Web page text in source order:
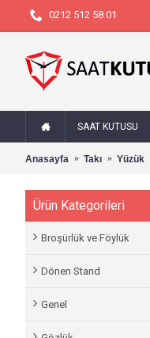
0212 512 58 01
SAAT KUTUSU
Anasayfa Takı Yüzük
Ürün Kategorileri
Broşürlük ve Föylük
Dönen Stand
Genel